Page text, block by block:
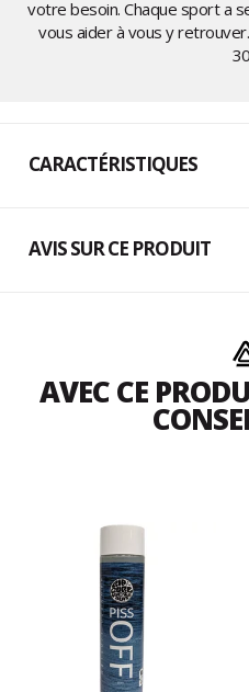
votre besoin. Chaque sport a
vous aider à vous y
30
CARACTÉRISTIQUES
AVIS SUR CE PRODUIT
AVEC CE